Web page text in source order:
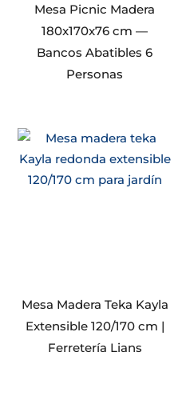
Mesa Picnic Madera
180x170x76 cm —
Bancos Abatibles 6
Personas
Mesa Madera Teka Kayla
Extensible 120/170 cm |
Ferretería Lians